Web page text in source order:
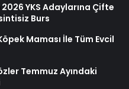
YKS Adaylarına Çifte
Burs
Maması İle Tüm Evcil
Temmuz Ayındaki